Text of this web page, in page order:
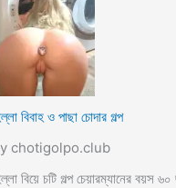
বিবাহ ও পাছা চোদার গল্প
chotigolpo.club
বিয়ে চটি গল্প চেয়ারম্যানের